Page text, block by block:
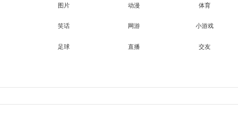
图片 动漫 体育
笑话 网游 小游戏
足球 直播 交友